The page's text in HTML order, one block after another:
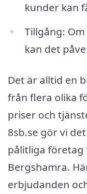
kunder kan
Tillgång:
kan det
Det är alltid en
från flera olika
priser och
8sb.se gör vi
pålitliga
Bergshamra.
erbjudanden